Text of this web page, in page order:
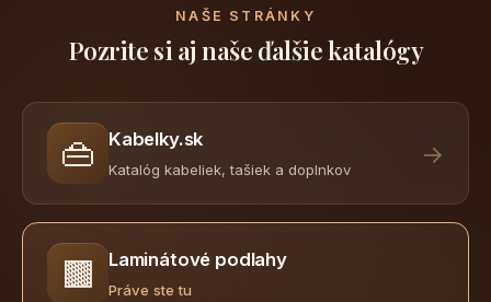
NAŠE STRÁNKY
Pozrite si aj naše ďalšie katalógy
👜 Kabelky.sk
Katalóg kabeliek, tašiek a doplnkov
→
🟫 Laminátové podlahy
Práve ste tu